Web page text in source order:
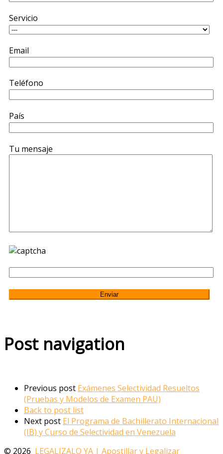
Servicio
Email
Teléfono
País
Tu mensaje
Post navigation
Previous post Exámenes Selectividad Resueltos
(Pruebas y Modelos de Examen PAU)
Back to post list
Next post El Programa de Bachillerato Internacional
(IB) y Curso de Selectividad en Venezuela
© 2026 LEGALIZALO YA | Apostillar y Legalizar